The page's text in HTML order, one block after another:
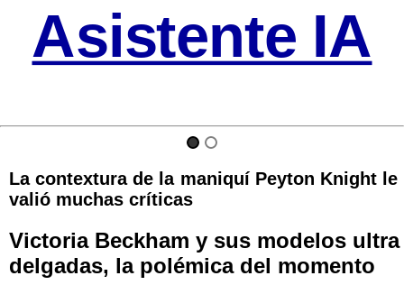
Asistente IA
La contextura de la maniquí Peyton Knight le
valió muchas críticas
Victoria Beckham y sus modelos ultra
delgadas, la polémica del momento